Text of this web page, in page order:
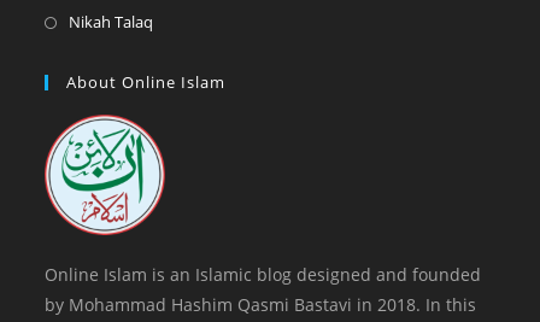
tab
tab
in
new
Nikah Talaq
a
tab
About Online Islam
Online Islam is an Islamic blog designed and founded
by Mohammad Hashim Qasmi Bastavi in 2018. In this